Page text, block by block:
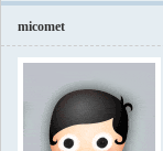
micomet